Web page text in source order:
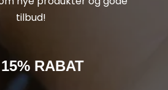
tilbud!
RABAT